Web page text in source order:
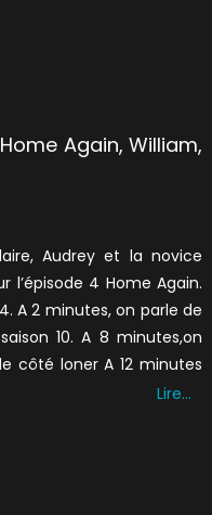
Again, William,
Audrey et la novice
l’épisode 4 Home Again.
A 2 minutes, on parle de
10. A 8 minutes,on
côté loner A 12 minutes
Lire…